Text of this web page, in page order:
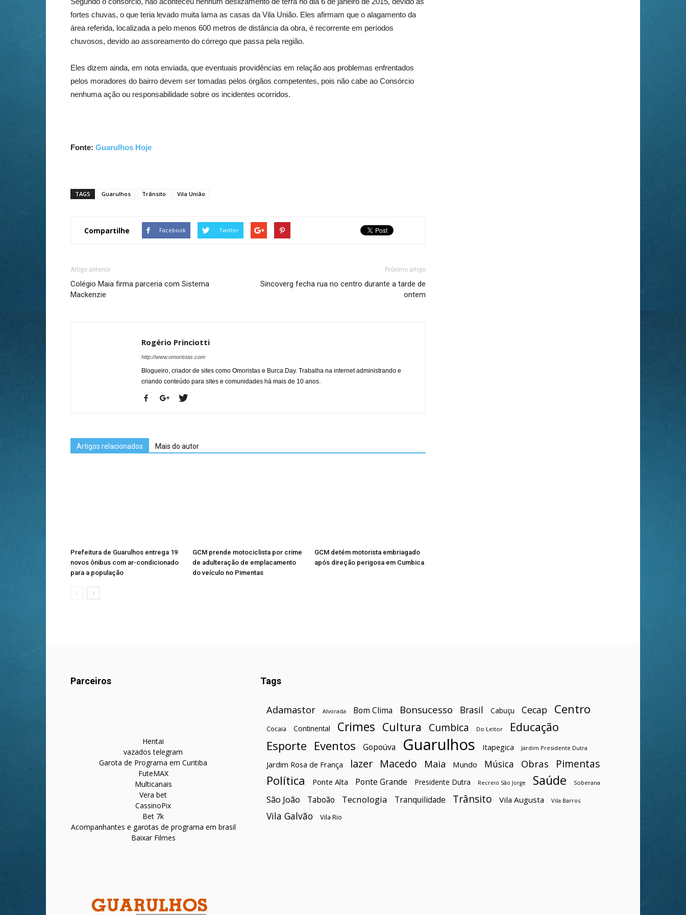
fortes chuvas, o que teria levado muita lama as casas da Vila União. Eles afirmam que o alagamento da
área referida, localizada a pelo menos 600 metros de distância da obra, é recorrente em períodos
chuvosos, devido ao assoreamento do córrego que passa pela região.
Eles dizem ainda, em nota enviada, que eventuais providências em relação aos problemas enfrentados
pelos moradores do bairro devem ser tomadas pelos órgãos competentes, pois não cabe ao Consórcio
nenhuma ação ou responsabilidade sobre os incidentes ocorridos.
Fonte: Guarulhos Hoje
TAGS Guarulhos Trânsito Vila União
Compartilhe Facebook Twitter
Artigo anterior
Colégio Maia firma parceria com Sistema
Mackenzie
Próximo artigo
Sincoverg fecha rua no centro durante a tarde de
ontem
Rogério Princiotti
http://www.omoristas.com
Blogueiro, criador de sites como Omoristas e Burca Day. Trabalha na internet administrando e
criando conteúdo para sites e comunidades há mais de 10 anos.
Artigos relacionados Mais do autor
Prefeitura de Guarulhos entrega 19
novos ônibus com ar-condicionado
para a população
GCM prende motociclista por crime
de adulteração de emplacamento
do veículo no Pimentas
GCM detém motorista embriagado
após direção perigosa em Cumbica
Parceiros
Hentai
vazados telegram
Garota de Programa em Curitiba
FuteMAX
Multicanais
Vera bet
CassinoPix
Bet 7k
Acompanhantes e garotas de programa em brasil
Baixar Filmes
Tags
Adamastor Alvorada Bom Clima Bonsucesso Brasil Cabuçu Cecap Centro
Cocaia Continental Crimes Cultura Cumbica Do Leitor Educação
Esporte Eventos Gopoúva Guarulhos Itapegica Jardim Presidente Dutra
Jardim Rosa de França lazer Macedo Maia Mundo Música Obras Pimentas
Política Ponte Alta Ponte Grande Presidente Dutra Recreio São Jorge Saúde Soberana
São João Taboão Tecnologia Tranquilidade Trânsito Vila Augusta Vila Barros
Vila Galvão Vila Rio